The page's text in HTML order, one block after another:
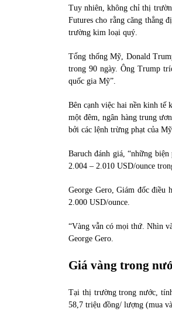
Tuy nhiên, không chỉ thị
Futures cho rằng căng thẳng
trường kim loại quý.
Tổng thống Mỹ, Donald
trong 90 ngày. Ông Trump
quốc gia Mỹ”.
Bên cạnh việc hai nền kinh tế
một đêm, ngân hàng trung
bởi các lệnh trừng phạt của
Baruch đánh giá, “những
2.004 – 2.010 USD/ounce
George Gero, Giám đốc điều
2.000 USD/ounce.
“Vàng vẫn có mọi thứ. Nhìn
George Gero.
Giá vàng trong
Tại thị trường trong nước,
58,7 triệu đồng/ lượng (mua